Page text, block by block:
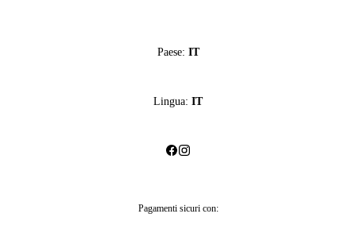
Paese: IT
Lingua: IT
Pagamenti sicuri con: